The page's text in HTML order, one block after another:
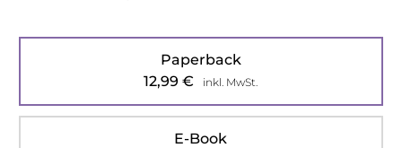
Paperback
12,99€ inkl. MwSt.
E-Book